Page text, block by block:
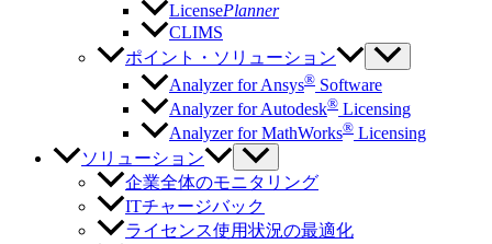
LicensePlanner
CLIMS
ポイント・ソリューション
Analyzer for Ansys® Software
Analyzer for Autodesk® Licensing
Analyzer for MathWorks® Licensing
ソリューション
企業全体のモニタリング
ITチャージバック
ライセンス使用状況の最適化